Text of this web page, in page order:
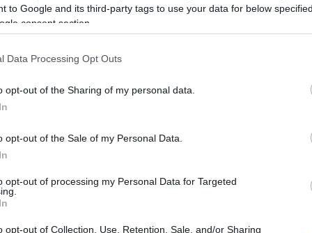
to Google and its third-party tags to use your data for below
consent section.
Data Processing Opt Outs
opt-out of the Sharing of my personal data.
opt-out of the Sale of my Personal Data.
opt-out of processing my Personal Data for Targeted
opt-out of Collection, Use, Retention, Sale, and/or Sharing
σημαντική μείωση στα επίπεδα ολικής χοληστερόλης,
των 12 εβδομάδων.